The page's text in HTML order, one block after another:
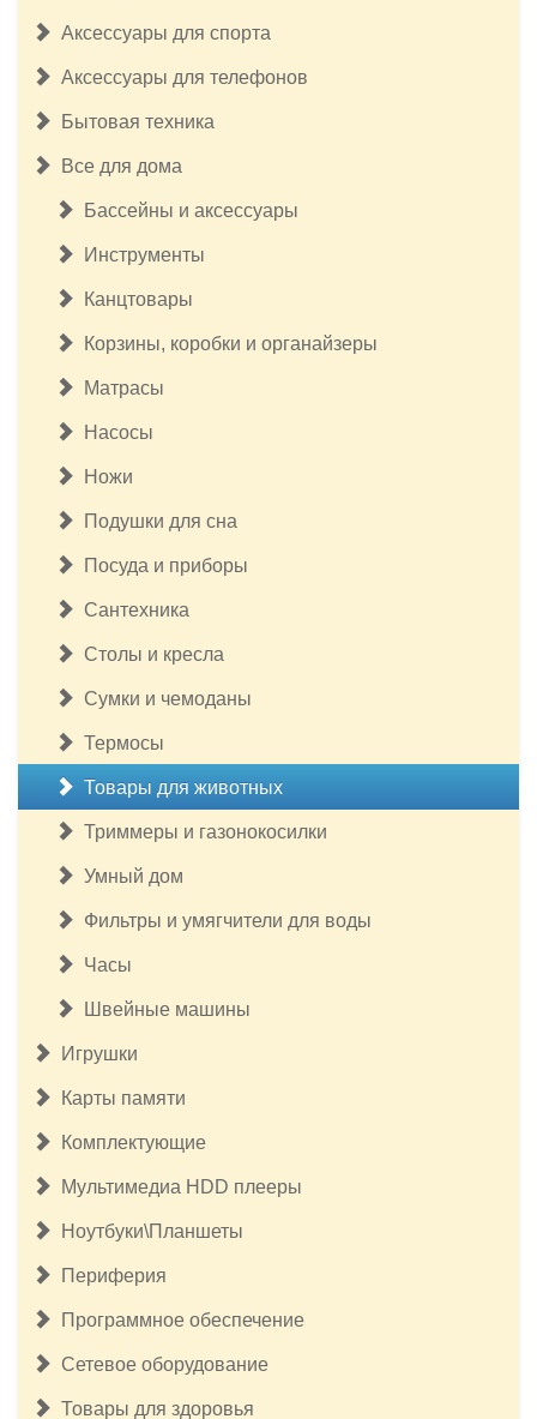
Аксессуары для спорта
Аксессуары для телефонов
Бытовая техника
Все для дома
Бассейны и аксессуары
Инструменты
Канцтовары
Корзины, коробки и органайзеры
Матрасы
Насосы
Ножи
Подушки для сна
Посуда и приборы
Сантехника
Столы и кресла
Сумки и чемоданы
Термосы
Товары для животных
Триммеры и газонокосилки
Умный дом
Фильтры и умягчители для воды
Часы
Швейные машины
Игрушки
Карты памяти
Комплектующие
Мультимедиа HDD плееры
Ноутбуки\Планшеты
Периферия
Программное обеспечение
Сетевое оборудование
Товары для здоровья